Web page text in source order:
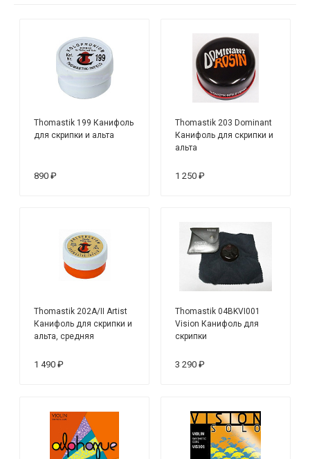
Thomastik 199 Канифоль
для скрипки и альта
890 ₽
Thomastik 203 Dominant
Канифоль для скрипки и
альта
1 250 ₽
Thomastik 202A/II Artist
Канифоль для скрипки и
альта, средняя
1 490 ₽
Thomastik 04BKVI001
Vision Канифоль для
скрипки
3 290 ₽